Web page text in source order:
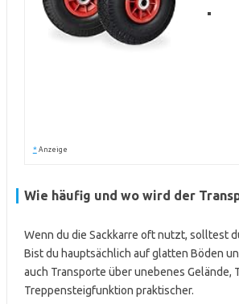
* Anzeige
Wie häufig und wo wird der
Wenn du die Sackkarre oft nutzt, solltest
Bist du hauptsächlich auf glatten Böden
auch Transporte über unebenes
Treppensteigfunktion praktischer.